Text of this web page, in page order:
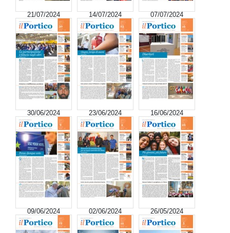
21/07/2024 14/07/2024 07/07/2024
30/06/2024 23/06/2024 16/06/2024
09/06/2024 02/06/2024 26/05/2024